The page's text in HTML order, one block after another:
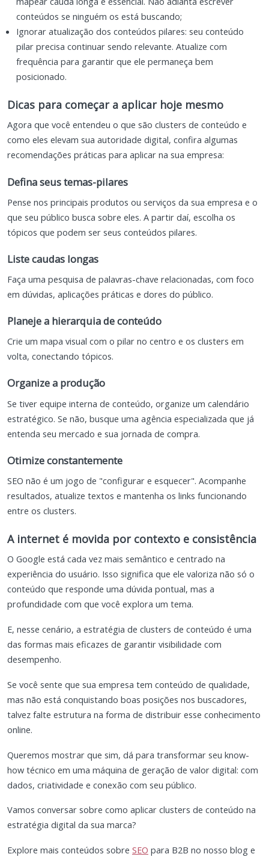
conteúdos se ninguém os está buscando;
Ignorar atualização dos conteúdos pilares: seu conteúdo
pilar precisa continuar sendo relevante. Atualize com
frequência para garantir que ele permaneça bem
posicionado.
Dicas para começar a aplicar hoje mesmo
Agora que você entendeu o que são clusters de conteúdo e
como eles elevam sua autoridade digital, confira algumas
recomendações práticas para aplicar na sua empresa:
Defina seus temas-pilares
Pense nos principais produtos ou serviços da sua empresa e o
que seu público busca sobre eles. A partir daí, escolha os
tópicos que podem ser seus conteúdos pilares.
Liste caudas longas
Faça uma pesquisa de palavras-chave relacionadas, com foco
em dúvidas, aplicações práticas e dores do público.
Planeje a hierarquia de conteúdo
Crie um mapa visual com o pilar no centro e os clusters em
volta, conectando tópicos.
Organize a produção
Se tiver equipe interna de conteúdo, organize um calendário
estratégico. Se não, busque uma agência especializada que já
entenda seu mercado e sua jornada de compra.
Otimize constantemente
SEO não é um jogo de "configurar e esquecer". Acompanhe
resultados, atualize textos e mantenha os links funcionando
entre os clusters.
A internet é movida por contexto e consistência
O Google está cada vez mais semântico e centrado na
experiência do usuário. Isso significa que ele valoriza não só o
conteúdo que responde uma dúvida pontual, mas a
profundidade com que você explora um tema.
E, nesse cenário, a estratégia de clusters de conteúdo é uma
das formas mais eficazes de garantir visibilidade com
desempenho.
Se você sente que sua empresa tem conteúdo de qualidade,
mas não está conquistando boas posições nos buscadores,
talvez falte estrutura na forma de distribuir esse conhecimento
online.
Queremos mostrar que sim, dá para transformar seu know-
how técnico em uma máquina de geração de valor digital: com
dados, criatividade e conexão com seu público.
Vamos conversar sobre como aplicar clusters de conteúdo na
estratégia digital da sua marca?
Explore mais conteúdos sobre SEO para B2B no nosso blog e